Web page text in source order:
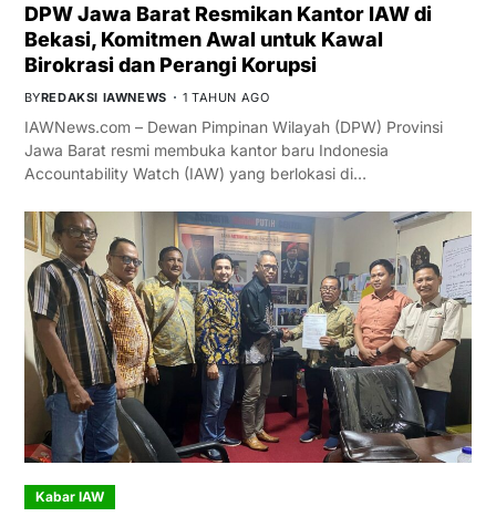
DPW Jawa Barat Resmikan Kantor IAW di
Bekasi, Komitmen Awal untuk Kawal
Birokrasi dan Perangi Korupsi
BYREDAKSI IAWNEWS 1 TAHUN AGO
IAWNews.com – Dewan Pimpinan Wilayah (DPW) Provinsi
Jawa Barat resmi membuka kantor baru Indonesia
Accountability Watch (IAW) yang berlokasi di…
Kabar IAW